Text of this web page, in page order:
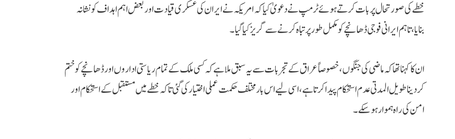
خطے کی صورتحال پر بات کرتے ہوئے ٹرمپ نے دعویٰ کیا کہ امریکہ نے ایران کی عسکری قیادت اور بعض اہم اہداف کو نشانہ
بنایا، تاہم ایرانی فوجی ڈھانچے کو مکمل طور پر تباہ کرنے سے گریز کیا گیا۔
ان کا کہنا تھا کہ ماضی کی جنگوں، خصوصاً عراق کے تجربات سے یہ سبق ملا ہے کہ کسی ملک کے تمام ریاستی اداروں اور ڈھانچے کو ختم
کر دینا طویل المدتی عدم استحکام پیدا کرتا ہے، اسی لیے اس بار مختلف حکمت عملی اختیار کی گئی تاکہ خطے میں مستقبل کے استحکام اور
امن کی راہ ہموار ہو سکے۔